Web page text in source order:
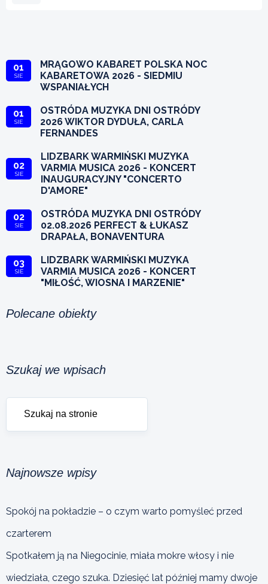
01
SIE
MRĄGOWO KABARET POLSKA NOC
KABARETOWA 2026 - SIEDMIU
WSPANIAŁYCH
01
SIE
OSTRÓDA MUZYKA DNI OSTRÓDY
2026 WIKTOR DYDUŁA, CARLA
FERNANDES
02
SIE
LIDZBARK WARMIŃSKI MUZYKA
VARMIA MUSICA 2026 - KONCERT
INAUGURACYJNY "CONCERTO
D'AMORE"
02
SIE
OSTRÓDA MUZYKA DNI OSTRÓDY
02.08.2026 PERFECT & ŁUKASZ
DRAPAŁA, BONAVENTURA
03
SIE
LIDZBARK WARMIŃSKI MUZYKA
VARMIA MUSICA 2026 - KONCERT
"MIŁOŚĆ, WIOSNA I MARZENIE"
Polecane obiekty
Szukaj we wpisach
Najnowsze wpisy
Spokój na pokładzie – o czym warto pomyśleć przed
czarterem
Spotkałem ją na Niegocinie, miała mokre włosy i nie
wiedziała, czego szuka. Dziesięć lat później mamy dwoje